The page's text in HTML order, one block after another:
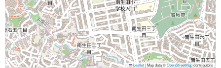
Leaflet|Map data ©OpenStreetMapcontributors